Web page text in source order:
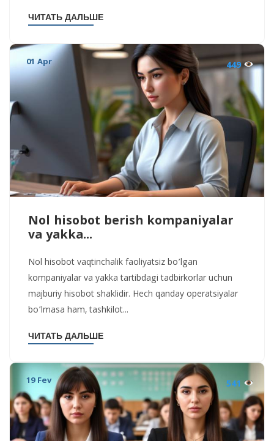
ЧИТАТЬ ДАЛЬШЕ
01 Apr 449
Nol hisobot berish kompaniyalar
va yakka...
Nol hisobot vaqtinchalik faoliyatsiz bo’lgan
kompaniyalar va yakka tartibdagi tadbirkorlar uchun
majburiy hisobot shaklidir. Hech qanday operatsiyalar
bo’lmasa ham, tashkilot...
ЧИТАТЬ ДАЛЬШЕ
19 Fev 541